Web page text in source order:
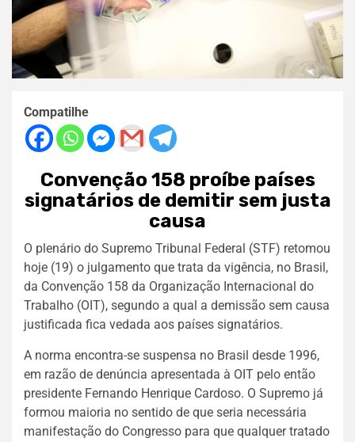
Compatilhe
Convenção 158 proíbe países
signatários de demitir sem justa
causa
O plenário do Supremo Tribunal Federal (STF) retomou
hoje (19) o julgamento que trata da vigência, no Brasil,
da Convenção 158 da Organização Internacional do
Trabalho (OIT), segundo a qual a demissão sem causa
justificada fica vedada aos países signatários.
A norma encontra-se suspensa no Brasil desde 1996,
em razão de denúncia apresentada à OIT pelo então
presidente Fernando Henrique Cardoso. O Supremo já
formou maioria no sentido de que seria necessária
manifestação do Congresso para que qualquer tratado